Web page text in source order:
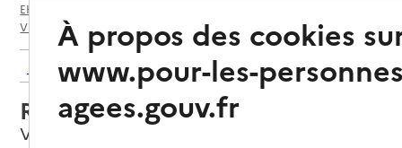
EHPAD par département
Villeneuve-en-Retz
Résidence L'Immaculée
Retour aux résultats de l'annuaire
Résidence L'Immaculée
Villeneuve-en-Retz, LOIRE-ATLANTIQUE
À propos des cookies
www.pour-les-
agees.gouv.fr